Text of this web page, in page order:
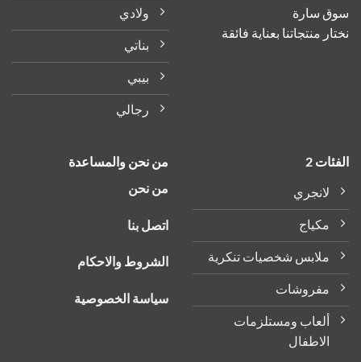
المنتج
سوق سارة
نختار منتجاتنا بعناية فائقة
ولادي
بناتي
بيبي
رجالي
الفئات 2
لانجري
مكياج
ملابس شخصيات تنكرية
مفروشات
ألعاب ومستلزمات
الاطفال
من نحن والمساعدة
من نحن
اتصل بنا
الشروط والاحكام
سياسة الخصوصية